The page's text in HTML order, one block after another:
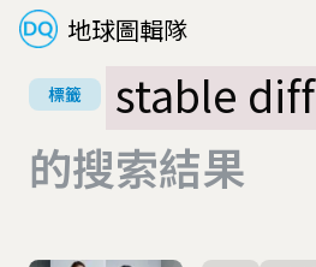
地球圖輯隊
標籤
stable
的搜索結果